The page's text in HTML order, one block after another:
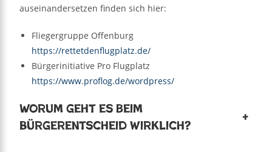
auseinandersetzen finden sich hier:
Fliegergruppe Offenburg
https://rettetdenflugplatz.de/
Bürgerinitiative Pro Flugplatz
https://www.proflog.de/wordpress/
Worum geht es beim
Bürgerentscheid wirklich?
+